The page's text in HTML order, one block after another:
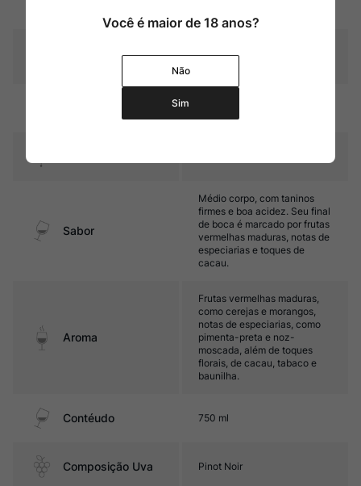
13%
Sabor
Médio corpo, com taninos
firmes e boa acidez. Seu final
de boca é marcado por frutas
vermelhas maduras, notas de
especiarias e toques de
cacau.
Aroma
Frutas vermelhas maduras,
como cerejas e morangos,
notas de especiarias, como
pimenta-preta e noz-
moscada, além de toques
florais, de cacau, tabaco e
baunilha.
Contéudo 750 ml
Composição Uva Pinot Noir
Você é maior de 18 anos?
Não
Sim